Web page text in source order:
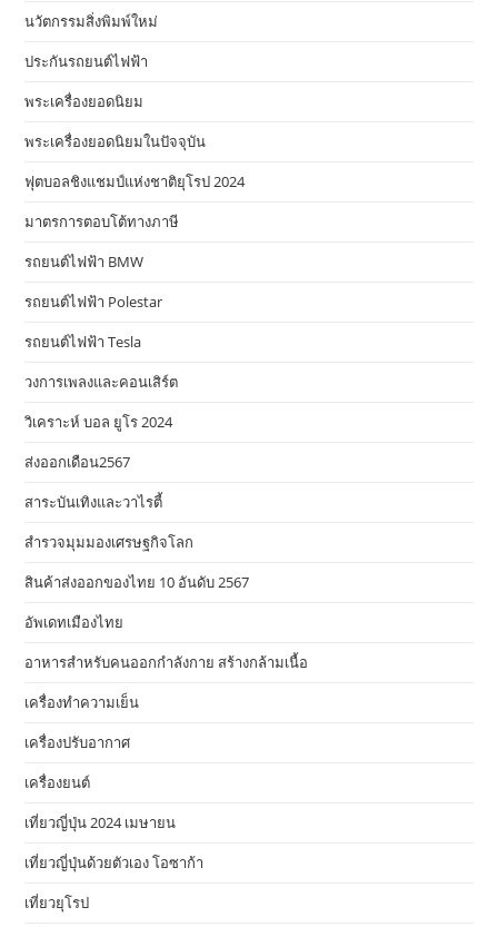
นวัตกรรมสิ่งพิมพ์ใหม่
ประกันรถยนต์ไฟฟ้า
พระเครื่องยอดนิยม
พระเครื่องยอดนิยมในปัจจุบัน
ฟุตบอลชิงแชมป์แห่งชาติยุโรป 2024
มาตรการตอบโต้ทางภาษี
รถยนต์ไฟฟ้า BMW
รถยนต์ไฟฟ้า Polestar
รถยนต์ไฟฟ้า Tesla
วงการเพลงและคอนเสิร์ต
วิเคราะห์ บอล ยูโร 2024
ส่งออกเดือน2567
สาระบันเทิงและวาไรตี้
สำรวจมุมมองเศรษฐกิจโลก
สินค้าส่งออกของไทย 10 อันดับ 2567
อัพเดทเมืองไทย
อาหารสําหรับคนออกกําลังกาย สร้างกล้ามเนื้อ
เครื่องทำความเย็น
เครื่องปรับอากาศ
เครื่องยนต์
เที่ยวญี่ปุ่น 2024 เมษายน
เที่ยวญี่ปุ่นด้วยตัวเอง โอซาก้า
เที่ยวยุโรป